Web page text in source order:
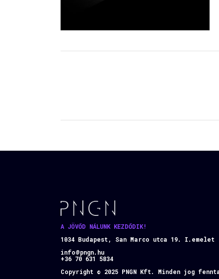
A JÖVŐD NÁLUNK KEZDŐDIK!
1034 Budapest, San Marco utca 19. I.emelet
info@pngn.hu
+36 70 631 5834
Copyright © 2025 PNGN Kft. Minden jog